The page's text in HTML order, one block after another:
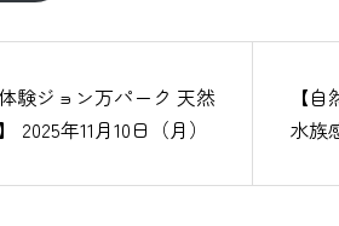
体験ジョン万パーク 天然
2025年11月10日（月）
【
水族